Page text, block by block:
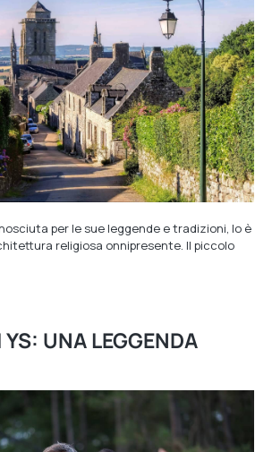
per le sue leggende e tradizioni, lo è
religiosa onnipresente. Il piccolo
UNA LEGGENDA